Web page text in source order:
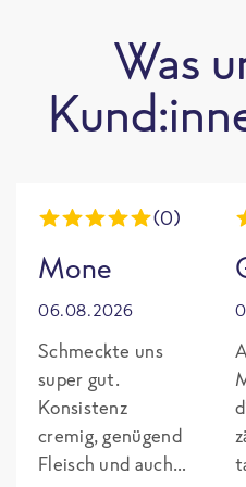
Was
(0)
Mone
06.08.2026
Schmeckte uns
super gut.
Konsistenz
cremig, genügend
Fleisch und auch